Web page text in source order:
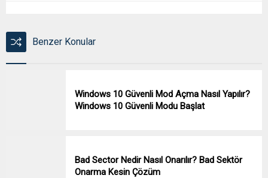
Benzer Konular
Windows 10 Güvenli Mod Açma Nasıl Yapılır?
Windows 10 Güvenli Modu Başlat
Bad Sector Nedir Nasıl Onarılır? Bad Sektör
Onarma Kesin Çözüm